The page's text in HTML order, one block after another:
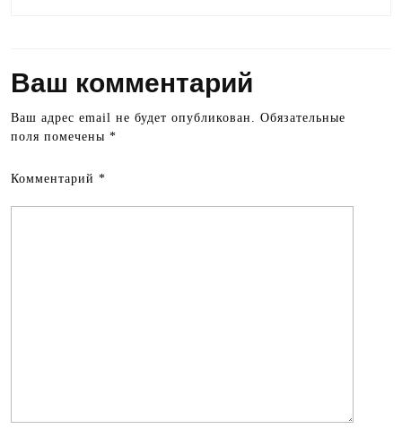
Ваш комментарий
Ваш адрес email не будет опубликован. Обязательные
поля помечены *
Комментарий *